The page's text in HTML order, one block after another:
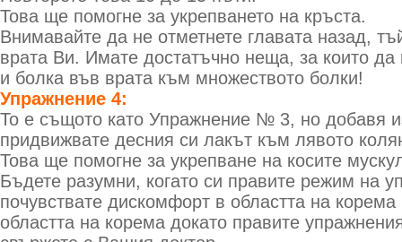
Това ще помогне за укрепването на кръста.
Внимавайте да не отметнете главата назад,
врата Ви. Имате достатъчно неща, за които
и болка във врата към множеството болки!
Упражнение 4:
То е същото като Упражнение № 3, но добавя
придвижвате десния си лакът към лявото
Това ще помогне за укрепване на косите
Бъдете разумни, когато си правите режим на
почувствате дискомфорт в областта на
областта на корема докато правите